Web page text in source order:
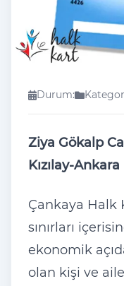
Durum:
Ziya Gökalp
Kızılay-Ankara
Çankaya Halk
sınırları
ekonomik
olan kişi ve